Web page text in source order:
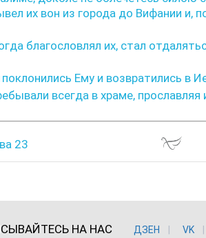
их вон из города до Вифании и,
благословлял их, стал
Ему и возвратились в
всегда в храме, прославляя
23
НА НАС ДЗЕН VK